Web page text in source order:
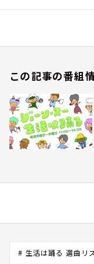
この記事の番組
# 生活は踊る 選曲リ